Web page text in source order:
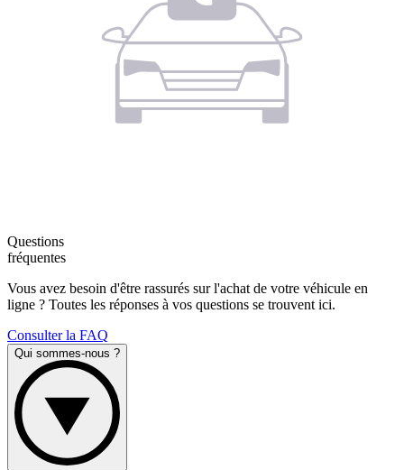
Questions
fréquentes
Vous avez besoin d'être rassurés sur l'achat de votre véhicule en
ligne ? Toutes les réponses à vos questions se trouvent ici.
Consulter la FAQ
Qui sommes-nous ?